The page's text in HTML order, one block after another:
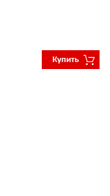
Купить